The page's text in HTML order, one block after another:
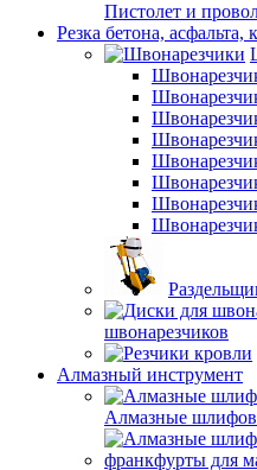
Пистолет и
Резка бетона, асфальта,
швонарезчиков
Алмазный инструмент
Алмазные